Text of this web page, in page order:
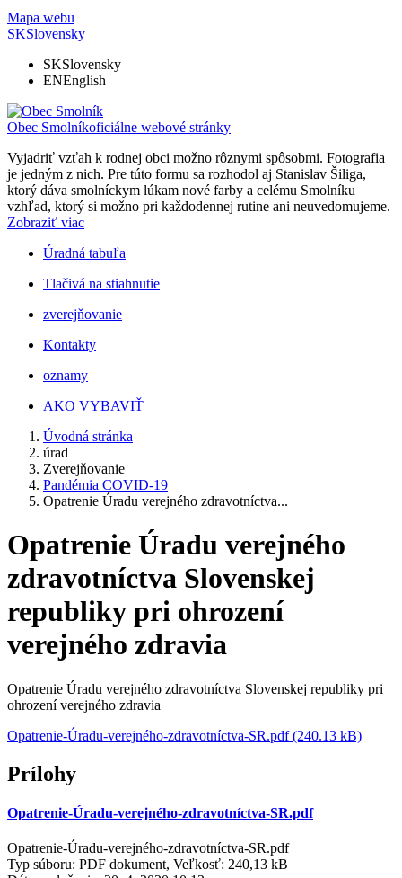
Mapa webu
SKSlovensky
SKSlovensky
ENEnglish
Obec Smolníkoficiálne webové stránky
Vyjadriť vzťah k rodnej obci možno rôznymi spôsobmi. Fotografia
je jedným z nich. Pre túto formu sa rozhodol aj Stanislav Šiliga,
ktorý dáva smolníckym lúkam nové farby a celému Smolníku
vzhľad, ktorý si možno pri každodennej rutine ani neuvedomujeme.
Zobraziť viac
Úradná tabuľa
Tlačivá na stiahnutie
zverejňovanie
Kontakty
oznamy
AKO VYBAVIŤ
Úvodná stránka
úrad
Zverejňovanie
Pandémia COVID-19
Opatrenie Úradu verejného zdravotníctva...
Opatrenie Úradu verejného
zdravotníctva Slovenskej
republiky pri ohrození
verejného zdravia
Opatrenie Úradu verejného zdravotníctva Slovenskej republiky pri
ohrození verejného zdravia
Opatrenie-Úradu-verejného-zdravotníctva-SR.pdf (240.13 kB)
Prílohy
Opatrenie-Úradu-verejného-zdravotníctva-SR.pdf
Opatrenie-Úradu-verejného-zdravotníctva-SR.pdf
Typ súboru: PDF dokument, Veľkosť: 240,13 kB